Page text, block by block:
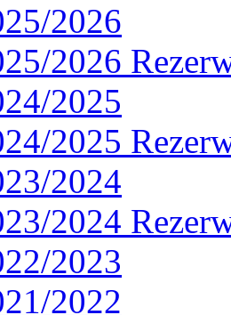
2026
2026
2025
2025
2024
2024
2023
2022